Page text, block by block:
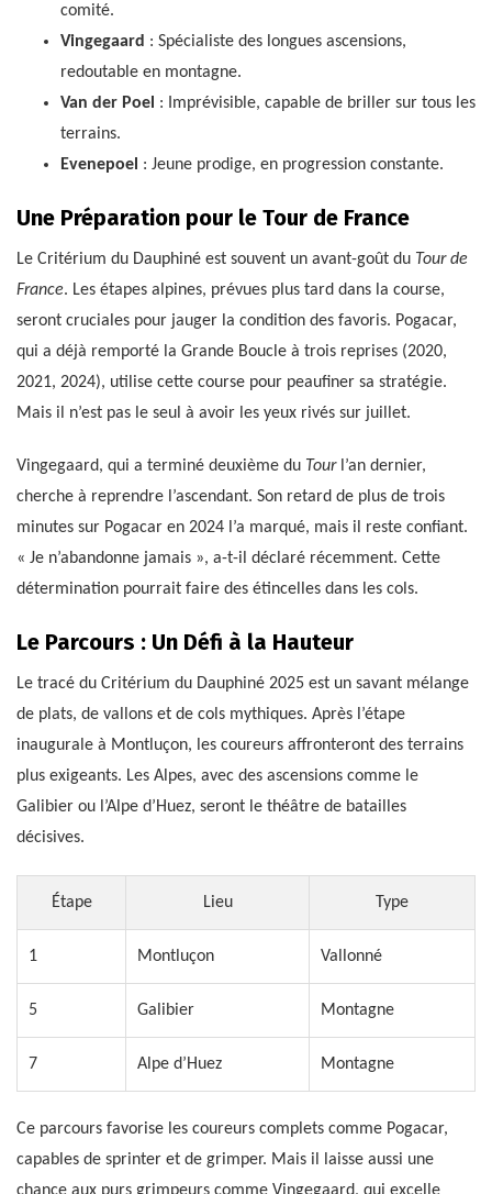
comité.
Vingegaard : Spécialiste des longues ascensions,
redoutable en montagne.
Van der Poel : Imprévisible, capable de briller sur tous les
terrains.
Evenepoel : Jeune prodige, en progression constante.
Une Préparation pour le Tour de France
Le Critérium du Dauphiné est souvent un avant-goût du Tour de
France. Les étapes alpines, prévues plus tard dans la course,
seront cruciales pour jauger la condition des favoris. Pogacar,
qui a déjà remporté la Grande Boucle à trois reprises (2020,
2021, 2024), utilise cette course pour peaufiner sa stratégie.
Mais il n’est pas le seul à avoir les yeux rivés sur juillet.
Vingegaard, qui a terminé deuxième du Tourl’an dernier,
cherche à reprendre l’ascendant. Son retard de plus de trois
minutes sur Pogacar en 2024 l’a marqué, mais il reste confiant.
« Je n’abandonne jamais », a-t-il déclaré récemment. Cette
détermination pourrait faire des étincelles dans les cols.
Le Parcours : Un Défi à la Hauteur
Le tracé du Critérium du Dauphiné 2025 est un savant mélange
de plats, de vallons et de cols mythiques. Après l’étape
inaugurale à Montluçon, les coureurs affronteront des terrains
plus exigeants. Les Alpes, avec des ascensions comme le
Galibier ou l’Alpe d’Huez, seront le théâtre de batailles
décisives.
Étape Lieu Type
1 Montluçon Vallonné
5 Galibier Montagne
7 Alpe d’Huez Montagne
Ce parcours favorise les coureurs complets comme Pogacar,
capables de sprinter et de grimper. Mais il laisse aussi une